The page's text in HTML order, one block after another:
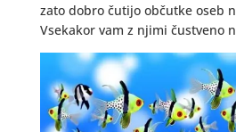
zato dobro čutijo občutke oseb
Vsekakor vam z njimi čustveno